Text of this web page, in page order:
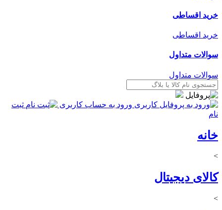
خرید اقساطی
خرید اقساطی
سوالات متداول
سوالات متداول
ورود به حساب کاربری
ثبت
نام
خانه
>
کالای دیجیتال
>